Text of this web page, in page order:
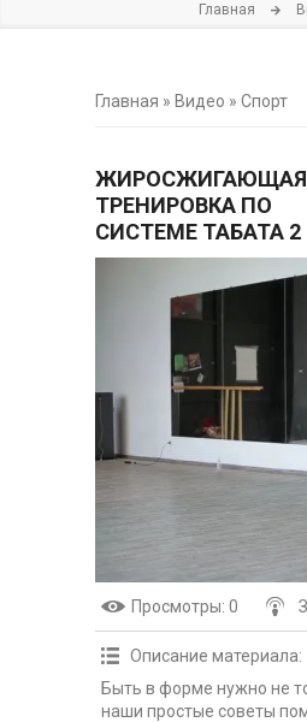
Главная
Главная » Видео » Спорт
ЖИРОСЖИГАЮЩАЯ
ТРЕНИРОВКА ПО
СИСТЕМЕ ТАБАТА 2
Просмотры: 0
Описание материала:
Быть в форме нужно не
наши простые советы